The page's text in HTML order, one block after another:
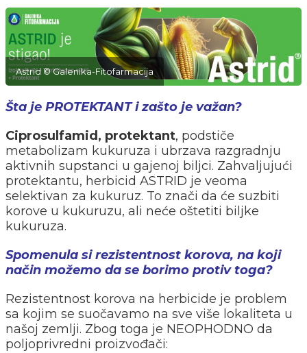
Astrid © Galenika-Fitofarmacija
Šta je PROTEKTANT i zašto je važan?
Ciprosulfamid, protektant, podstiče
metabolizam kukuruza i ubrzava razgradnju
aktivnih supstanci u gajenoj biljci. Zahvaljujući
protektantu, herbicid ASTRID je veoma
selektivan za kukuruz. To znači da će suzbiti
korove u kukuruzu, ali neće oštetiti biljke
kukuruza.
Spomenula si rezistentnost korova, na koji
način možemo da se borimo protiv toga?
Rezistentnost korova na herbicide je problem
sa kojim se suočavamo na sve više lokaliteta u
našoj zemlji. Zbog toga je NEOPHODNO da
poljoprivredni proizvođači: